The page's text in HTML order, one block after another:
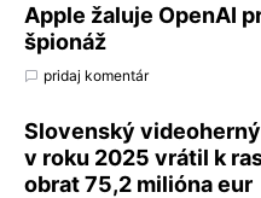
Apple žaluje OpenAI
špionáž
pridaj komentár
Slovenský
v roku 2025 vrátil k
obrat 75,2 milióna eur